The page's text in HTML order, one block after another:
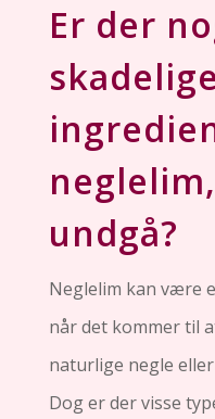
Er der
skadelige
undgå?
Neglelim kan være
når det kommer til
naturlige negle
Dog er der visse